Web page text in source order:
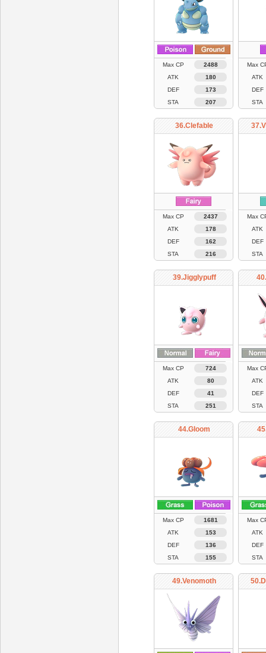
Max CP
2488
ATK
180
DEF
173
STA
207
Max
ATK
DEF
STA
36.Clefable
Max CP
2437
ATK
178
DEF
162
STA
216
Max
ATK
DEF
STA
39.Jigglypuff
Max CP
724
ATK
80
DEF
41
STA
251
Max
ATK
DEF
STA
44.Gloom
Max CP
1681
ATK
153
DEF
136
STA
155
Max
ATK
DEF
STA
49.Venomoth